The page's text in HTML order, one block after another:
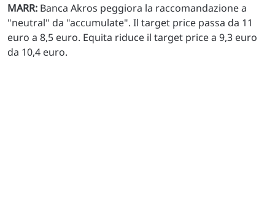
MARR: Banca Akros peggiora la raccomandazione a
"neutral" da "accumulate". Il target price passa da 11
euro a 8,5 euro. Equita riduce il target price a 9,3 euro
da 10,4 euro.